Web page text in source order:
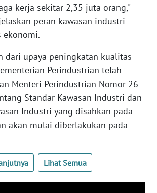
kerja sekitar 2,35 juta orang,"
peran kawasan industri
ekonomi.
dari upaya peningkatan kualitas
Perindustrian telah
Menteri Perindustrian Nomor 26
Standar Kawasan Industri dan
Industri yang disahkan pada
akan mulai diberlakukan pada
Lihat Semua